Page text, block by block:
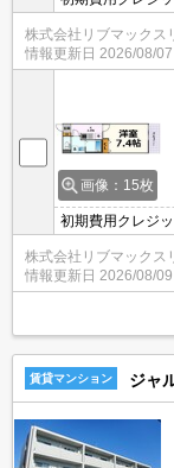
トWiFi無料★スー
株式会社リブマックス
情報更新日 2026/08/07
画像：15枚
初期費用クレジ
トWiFi無料★スー
株式会社リブマックス
情報更新日 2026/08/09
賃貸マンション ジャ